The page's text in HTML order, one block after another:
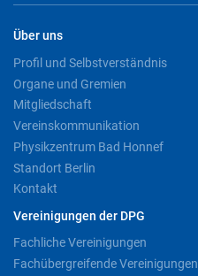
Über uns
Profil und Selbstverständnis
Organe und Gremien
Mitgliedschaft
Vereinskommunikation
Physikzentrum Bad Honnef
Standort Berlin
Kontakt
Vereinigungen der DPG
Fachliche Vereinigungen
Fachübergreifende Vereinigungen